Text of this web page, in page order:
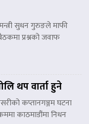
सुधन गुरुङले माफी
प्रश्नको जवाफ
थप वार्ता हुने
कप्तानगञ्जम घटना
काठमाडौंमा निधन